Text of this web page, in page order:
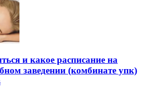
и какое расписание на
заведении (комбинате упк)